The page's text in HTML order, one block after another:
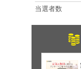
当選者数